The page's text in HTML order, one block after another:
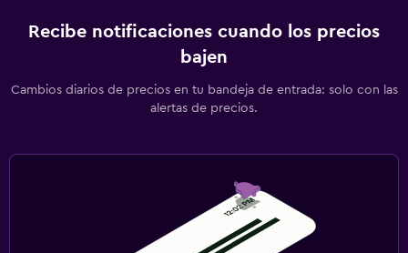
Recibe notificaciones cuando los precios
bajen
Cambios diarios de precios en tu bandeja de entrada: solo con las
alertas de precios.